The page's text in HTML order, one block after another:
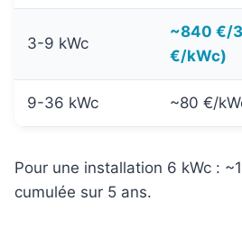
3-9 kWc
~840 €/
€/kWc)
9-36 kWc ~80 €/
Pour une installation 6 kWc :
cumulée sur 5 ans.